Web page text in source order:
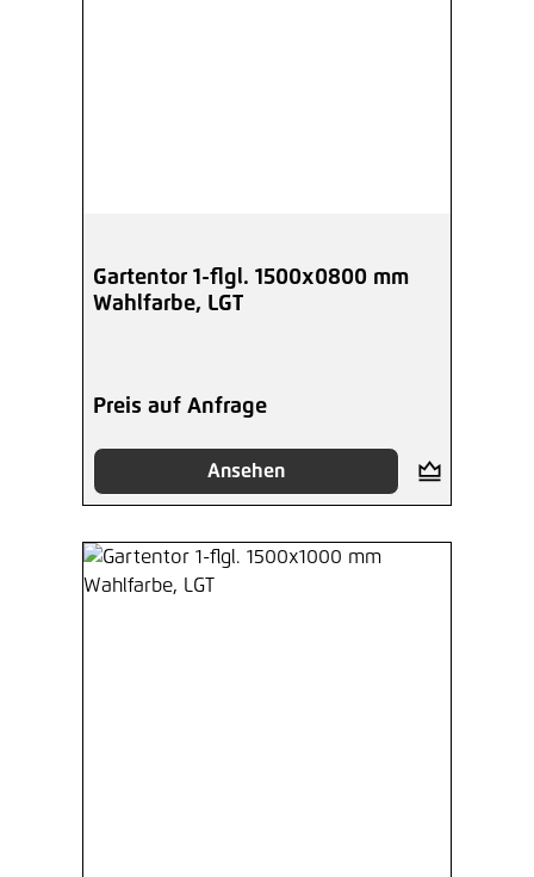
Gartentor 1-flgl. 1500x0800 mm
Wahlfarbe, LGT
Preis auf Anfrage
Ansehen